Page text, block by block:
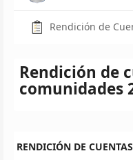
Rendición de
Rendición de
comunidades
RENDICIÓN DE